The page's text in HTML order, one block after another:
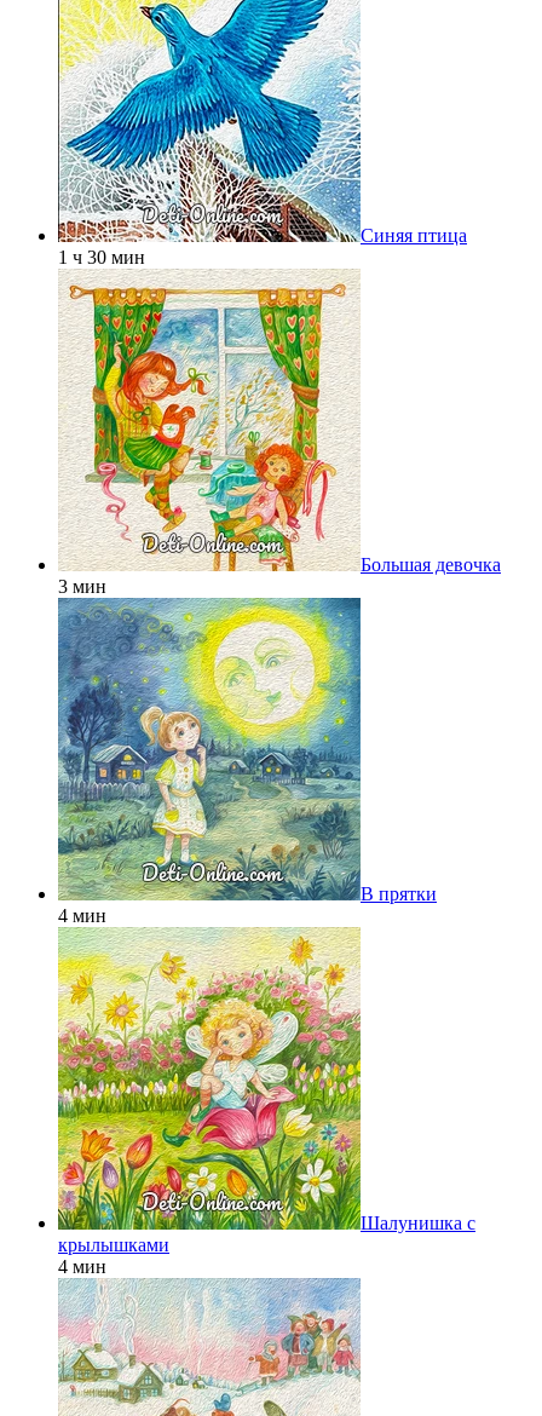
Синяя птица
1 ч 30 мин
Большая девочка
3 мин
В прятки
4 мин
Шалунишка с
крылышками
4 мин